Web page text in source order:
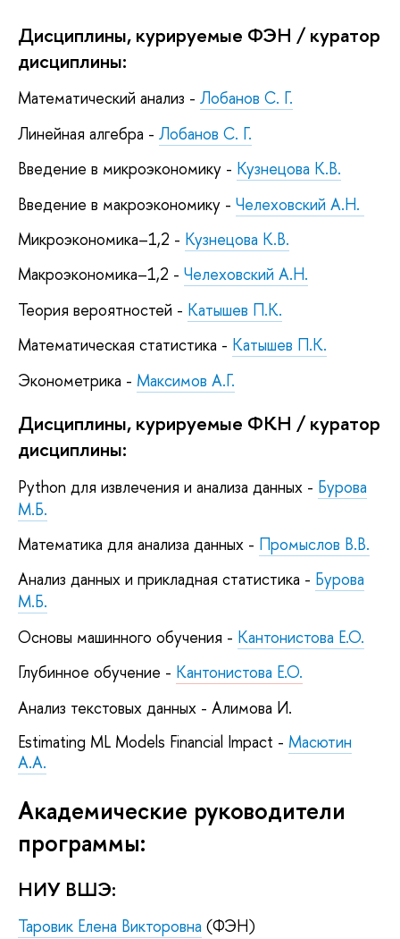
Дисциплины, курируемые ФЭН / куратор
дисциплины:
Математический анализ - Лобанов С. Г.
Линейная алгебра - Лобанов С. Г.
Введение в микроэкономику - Кузнецова К.В.
Введение в макроэкономику - Челеховский А.Н.
Микроэкономика–1,2 - Кузнецова К.В.
Макроэкономика–1,2 - Челеховский А.Н.
Теория вероятностей - Катышев П.К.
Математическая статистика - Катышев П.К.
Эконометрика - Максимов А.Г.
Дисциплины, курируемые ФКН / куратор
дисциплины:
Python для извлечения и анализа данных - Бурова
М.Б.
Математика для анализа данных - Промыслов В.В.
Анализ данных и прикладная статистика - Бурова
М.Б.
Основы машинного обучения - Кантонистова Е.О.
Глубинное обучение - Кантонистова Е.О.
Анализ текстовых данных - Алимова И.
Estimating ML Models Financial Impact - Масютин
А.А.
Академические руководители
программы:
НИУ ВШЭ:
Таровик Елена Викторовна (ФЭН)